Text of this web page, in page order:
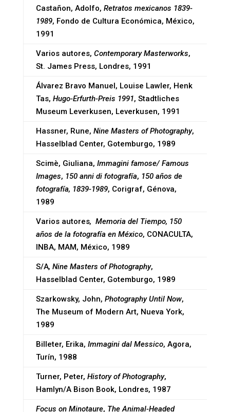
Castañon, Adolfo, Retratos mexicanos 1839-
1989, Fondo de Cultura Económica, México,
1991
Varios autores, Contemporary Masterworks,
St. James Press, Londres, 1991
Álvarez Bravo Manuel, Louise Lawler, Henk
Tas, Hugo-Erfurth-Preis 1991, Stadtliches
Museum Leverkusen, Leverkusen, 1991
Hassner, Rune, Nine Masters of Photography,
Hasselblad Center, Gotemburgo, 1989
Scimè, Giuliana, Immagini famose/ Famous
Images, 150 anni di fotografía, 150 años de
fotografía, 1839-1989, Corigraf, Génova,
1989
Varios autores, Memoria del Tiempo, 150
años de la fotografía en México, CONACULTA,
INBA, MAM, México, 1989
S/A, Nine Masters of Photography,
Hasselblad Center, Gotemburgo, 1989
Szarkowsky, John, Photography Until Now,
The Museum of Modern Art, Nueva York,
1989
Billeter, Erika, Immagini dal Messico, Agora,
Turín, 1988
Turner, Peter, History of Photography,
Hamlyn/A Bison Book, Londres, 1987
Focus on Minotaure, The Animal-Headed